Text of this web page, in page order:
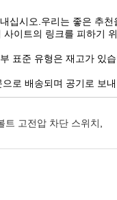
십시오.우리는 좋은 추천
이트의 링크를 피하기
표준 유형은 재고가 있
로 배송되며 공기로 보
트 고전압 차단 스위치